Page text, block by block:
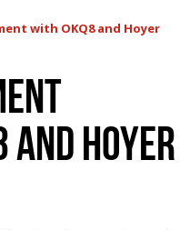
with OKQ8 and Hoyer
AND HOYER